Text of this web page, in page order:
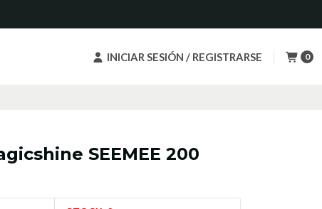
INICIAR SESIÓN / REGISTRARSE 0
SEEMEE 200